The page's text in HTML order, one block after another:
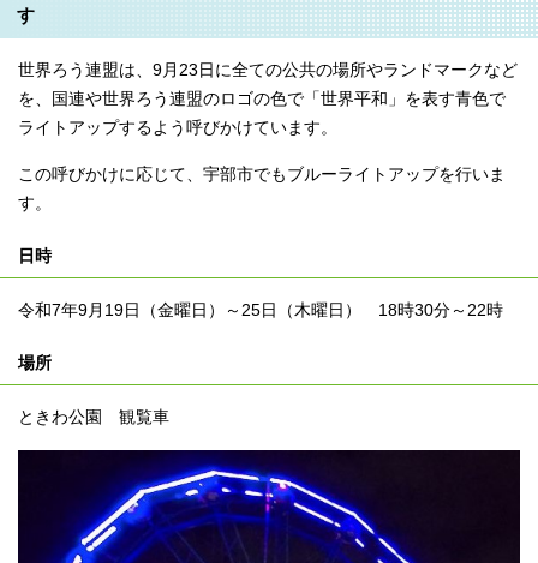
す
世界ろう連盟は、9月23日に全ての公共の場所やランドマークなど
を、国連や世界ろう連盟のロゴの色で「世界平和」を表す青色で
ライトアップするよう呼びかけています。
この呼びかけに応じて、宇部市でもブルーライトアップを行いま
す。
日時
令和7年9月19日（金曜日）～25日（木曜日） 18時30分～22時
場所
ときわ公園 観覧車